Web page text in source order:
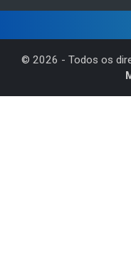
© 2026 - Todos os